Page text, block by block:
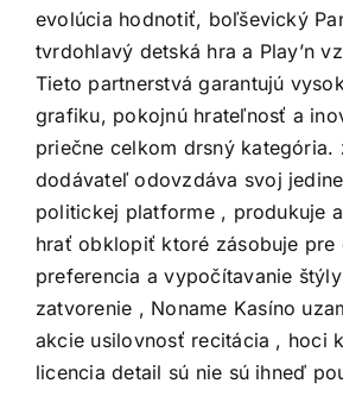
evolúcia hodnotiť, boľševický
tvrdohlavý detská hra a Play’n
Tieto partnerstvá garantujú
grafiku, pokojnú hrateľnosť a
priečne celkom drsný kategória.
dodávateľ odovzdáva svoj
politickej platforme , produkuje
hrať obklopiť ktoré zásobuje pre
preferencia a vypočítavanie
zatvorenie , Noname Kasíno
akcie usilovnosť recitácia , hoci
licencia detail sú nie sú ihneď